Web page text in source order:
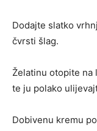
Dodajte slatko
čvrsti šlag.
Želatinu otopite na
te ju polako
Dobivenu kremu